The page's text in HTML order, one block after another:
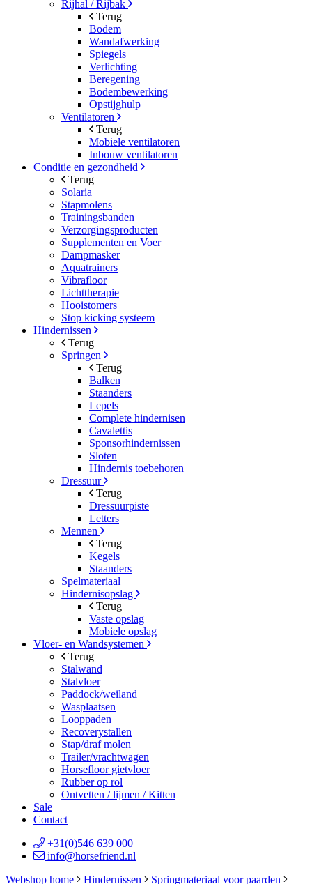
Rijhal / Rijbak
Terug
Bodem
Wandafwerking
Spiegels
Verlichting
Beregening
Bodembewerking
Opstijghulp
Ventilatoren
Terug
Mobiele ventilatoren
Inbouw ventilatoren
Conditie en gezondheid
Terug
Solaria
Stapmolens
Trainingsbanden
Verzorgingsproducten
Supplementen en Voer
Dampmasker
Aquatrainers
Vibrafloor
Lichttherapie
Hooistomers
Stop kicking systeem
Hindernissen
Terug
Springen
Terug
Balken
Staanders
Lepels
Complete hindernisen
Cavalettis
Sponsorhindernissen
Sloten
Hindernis toebehoren
Dressuur
Terug
Dressuurpiste
Letters
Mennen
Terug
Kegels
Staanders
Spelmateriaal
Hindernisopslag
Terug
Vaste opslag
Mobiele opslag
Vloer- en Wandsystemen
Terug
Stalwand
Stalvloer
Paddock/weiland
Wasplaatsen
Looppaden
Recoverystallen
Stap/draf molen
Trailer/vrachtwagen
Horsefloor gietvloer
Rubber op rol
Ontvetten / lijmen / Kitten
Sale
Contact
+31(0)546 639 000
info@horsefriend.nl
Webshop home
Hindernissen Springmateriaal voor paarden